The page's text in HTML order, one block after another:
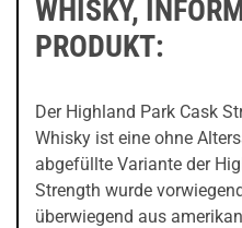
WHISKY,
PRODUKT:
Der Highland Park Cask
Whisky ist eine ohne
abgefüllte Variante der
Strength wurde
überwiegend aus